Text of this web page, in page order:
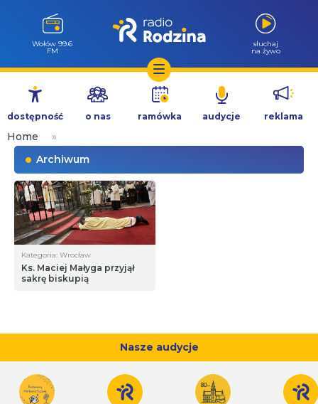
Przejdź
treści
Wołów 99.6
FM
słuchaj
na żywo
dostępność o nas ramówka audycje reklama
Home
»
Archiwum
Kategoria: Wrocław
Ks. Maciej Małyga przyjął
sakrę biskupią
Nasze audycje